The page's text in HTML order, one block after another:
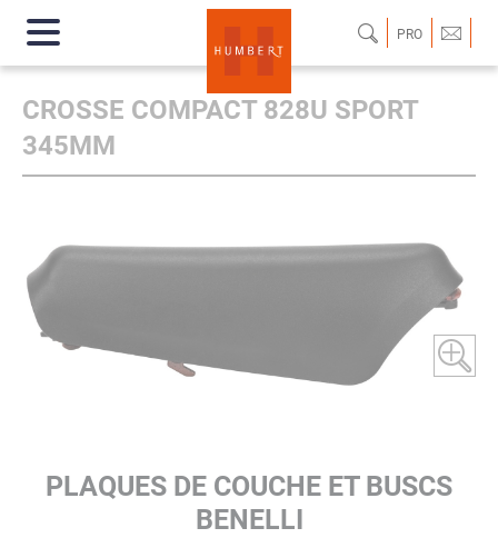
PRO
CROSSE COMPACT 828U SPORT
345MM
PLAQUES DE COUCHE ET BUSCS
BENELLI